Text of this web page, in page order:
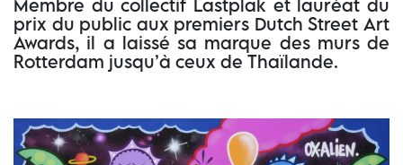
Membre du collectif Lastplak et lauréat du
prix du public aux premiers Dutch Street Art
Awards, il a laissé sa marque des murs de
Rotterdam jusqu’à ceux de Thaïlande.